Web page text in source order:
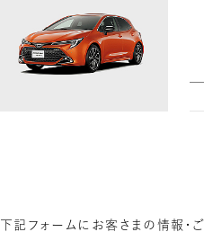
下記フォームに お客さまの情報・